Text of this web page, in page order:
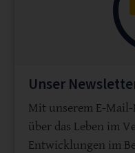
Unser
Mit unserem E-
über das Leben im
Entwicklungen im